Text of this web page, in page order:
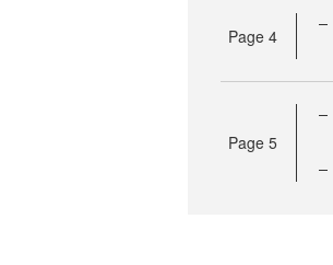
Page 4
Page 5